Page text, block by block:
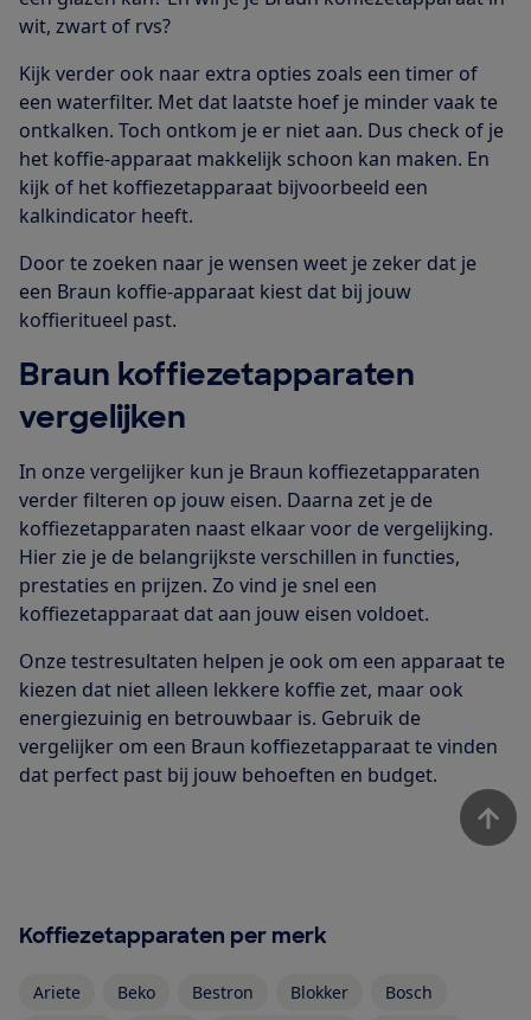
wit, zwart of rvs?
Kijk verder ook naar extra opties zoals een timer of
een waterfilter. Met dat laatste hoef je minder vaak te
ontkalken. Toch ontkom je er niet aan. Dus check of je
het koffie-apparaat makkelijk schoon kan maken. En
kijk of het koffiezetapparaat bijvoorbeeld een
kalkindicator heeft.
Door te zoeken naar je wensen weet je zeker dat je
een Braun koffie-apparaat kiest dat bij jouw
koffieritueel past.
Braun koffiezetapparaten
vergelijken
In onze vergelijker kun je Braun koffiezetapparaten
verder filteren op jouw eisen. Daarna zet je de
koffiezetapparaten naast elkaar voor de vergelijking.
Hier zie je de belangrijkste verschillen in functies,
prestaties en prijzen. Zo vind je snel een
koffiezetapparaat dat aan jouw eisen voldoet.
Onze testresultaten helpen je ook om een apparaat te
kiezen dat niet alleen lekkere koffie zet, maar ook
energiezuinig en betrouwbaar is. Gebruik de
vergelijker om een Braun koffiezetapparaat te vinden
dat perfect past bij jouw behoeften en budget.
Koffiezetapparaten per merk
Ariete Beko Bestron Blokker
Bosch